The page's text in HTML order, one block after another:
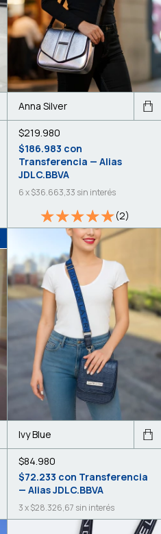
Anna Silver
$219.980
$186.983 con
Transferencia — Alias
JDLC.BBVA
6x$36.663,33 sin interés
(2)
Ivy Blue
$84.980
$72.233 con Transferencia
— Alias JDLC.BBVA
3x$28.326,67 sin interés